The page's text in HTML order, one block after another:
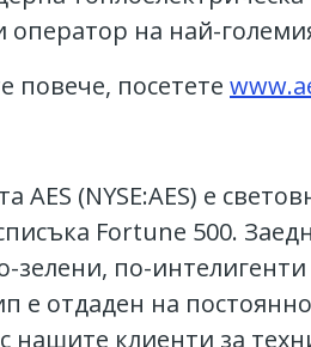
оператор на най-
повече, посетете
AES (NYSE:AES) е
Fortune 500.
зелени, по-
е отдаден на
нашите клиенти за